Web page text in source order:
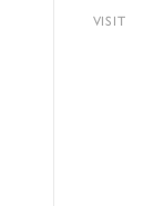
VISIT